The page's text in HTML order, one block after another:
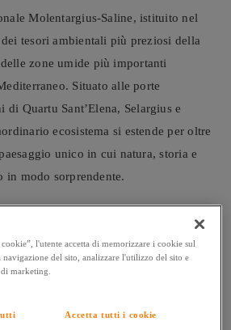
Molentargius-Saline, istituito nel
tesori ambientali più preziosi della
zone umide più importanti
Situato alle porte
di Quartu Sant’Elena, Selargius e
ecosistema si estende per oltre
unico in cui natura, storia e
modo sorprendente.
Gli ampi specchi d’acqua salata
dolce, canneti, aree palustri e le
l'utente accetta di memorizzare i cookie sul
del sito, analizzare l'utilizzo del sito e
marketing.
Accetta tutti i cookie